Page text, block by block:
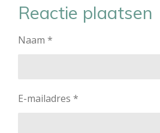
e
n
e
e
Reactie plaatsen
Naam *
E-mailadres *